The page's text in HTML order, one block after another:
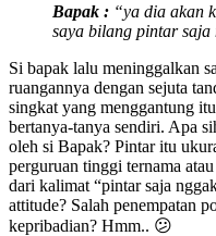
Bapak : “ya dia akan
saya bilang pintar saja
Si bapak lalu meninggalkan
ruangannya dengan sejuta
singkat yang menggantung
bertanya-tanya sendiri. Apa
oleh si Bapak? Pintar itu
perguruan tinggi ternama
dari kalimat “pintar saja
attitude? Salah penempatan
kepribadian? Hmm.. 😕